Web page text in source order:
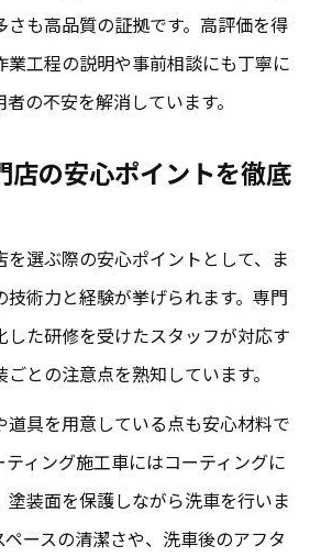
安心感が高評価の鍵になる理由
専門店の満足ポイントを紹介
ミが証明する洗車の安心サービ
かる手洗い洗車の嬉しい特徴
剤選びで愛車を守れる理由
い洗車と洗剤の選び方で守る安
評価の洗剤選びのポイント解説
ミに学ぶ手洗い洗車の洗剤選び
める洗剤選びと手洗い洗車の関
さも高品質の証拠です。高評価を得
業工程の説明や事前相談にも丁寧に
の不安を解消しています。
店の安心ポイントを徹底
を選ぶ際の安心ポイントとして、ま
術力と経験が挙げられます。専門
した研修を受けたスタッフが対応す
との注意点を熟知しています。
道具を用意している点も安心材料で
ィング施工車にはコーティングに
装面を保護しながら洗車を行いま
ースの清潔さや、洗車後のアフタ